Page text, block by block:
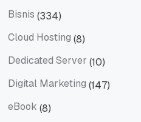
Bisnis (334)
Cloud Hosting (8)
Dedicated Server (10)
Digital Marketing (147)
eBook (8)